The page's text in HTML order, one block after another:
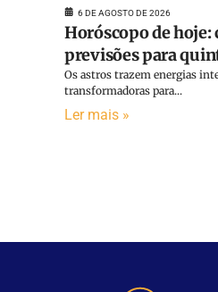
6 DE AGOSTO DE 2026
Horóscopo de hoje:
previsões para
Os astros trazem energias
transformadoras para...
Ler mais »